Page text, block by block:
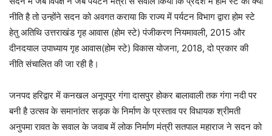
नीति है तो उन्होंने सदन को अवगत कराया कि राज्य में पर्यटन विभाग द्वारा होम स्टे
हेतु अतिथि उत्तराखंड गृह आवास (होम स्टे) पंजीकरण नियमावली, 2015 और
दीनदयाल उपाध्याय गृह आवास(होम स्टे) विकास योजना, 2018, दो प्रकार की
नीति संचालित की जा रही है।
जनपद हरिद्वार में कनखल अनूपपुर गंगा दासपुर होकर बालावाली तक गंगा नदी पर
बनी है उत्सव के समानांतर सड़क के निर्माण के प्रस्ताव पर विधायक श्रीमती
अनुपमा रावत के सवाल के जवाब में लोक निर्माण मंत्री सतपाल महाराज ने सदन को